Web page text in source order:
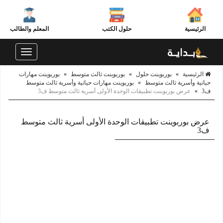
الرئيسية حلول الكتب المعلم والطالب
Toggle
الرئيسية » بوربوينت حلول » بوربوينت ثالث متوسط » بوربوينت مهارات
حياتية وأسرية ثالث متوسط » بوربوينت مهارات حياتية وأسرية ثالث متوسط
ف3
» عرض بوربوينت تطبيقات الوحدة الأولى أسرية ثالث متوسط ف3
عرض بوربوينت تطبيقات الوحدة الأولى أسرية ثالث متوسط
ف3